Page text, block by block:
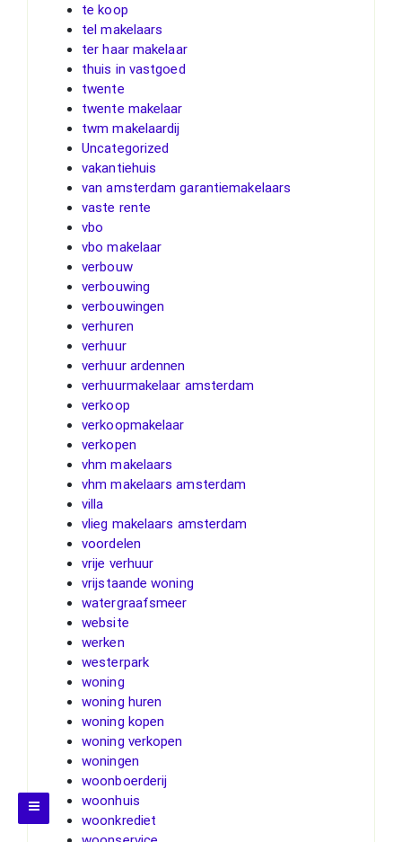
te koop
tel makelaars
ter haar makelaar
thuis in vastgoed
twente
twente makelaar
twm makelaardij
Uncategorized
vakantiehuis
van amsterdam garantiemakelaars
vaste rente
vbo
vbo makelaar
verbouw
verbouwing
verbouwingen
verhuren
verhuur
verhuur ardennen
verhuurmakelaar amsterdam
verkoop
verkoopmakelaar
verkopen
vhm makelaars
vhm makelaars amsterdam
villa
vlieg makelaars amsterdam
voordelen
vrije verhuur
vrijstaande woning
watergraafsmeer
website
werken
westerpark
woning
woning huren
woning kopen
woning verkopen
woningen
woonboerderij
woonhuis
woonkrediet